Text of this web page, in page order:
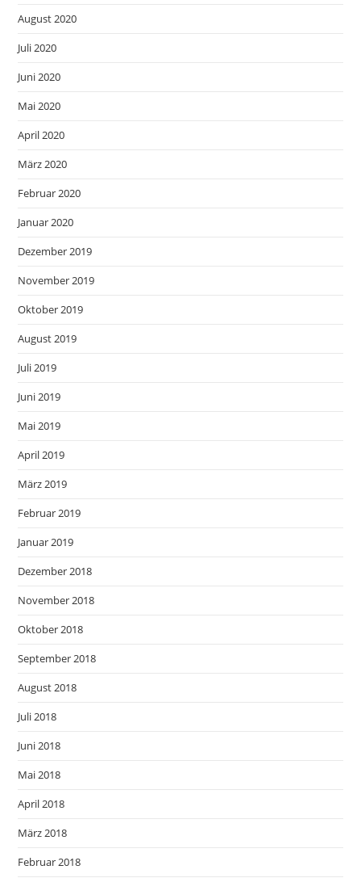
August 2020
Juli 2020
Juni 2020
Mai 2020
April 2020
März 2020
Februar 2020
Januar 2020
Dezember 2019
November 2019
Oktober 2019
August 2019
Juli 2019
Juni 2019
Mai 2019
April 2019
März 2019
Februar 2019
Januar 2019
Dezember 2018
November 2018
Oktober 2018
September 2018
August 2018
Juli 2018
Juni 2018
Mai 2018
April 2018
März 2018
Februar 2018